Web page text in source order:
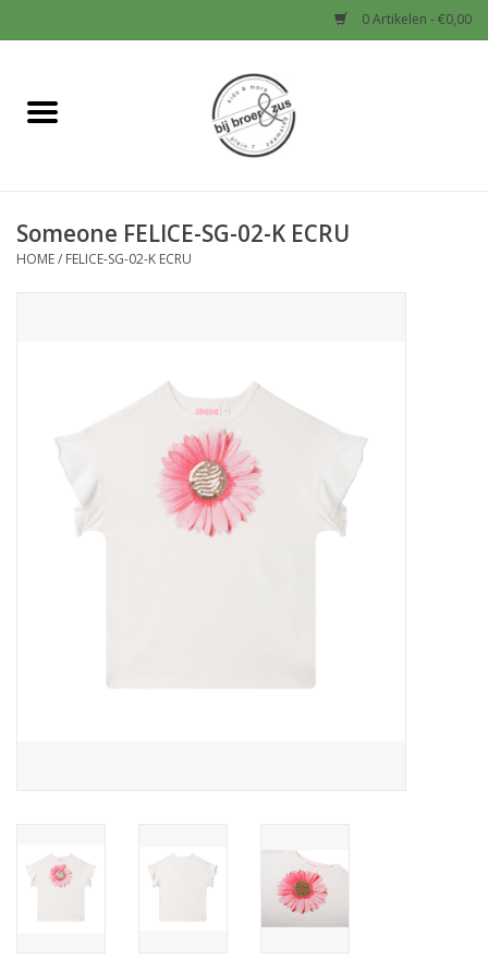
0 Artikelen - €0,00
Home
Baby
Schoenen en Tassen
Speelgoed
Someone FELICE-SG-02-K ECRU
HOME/ FELICE-SG-02-K ECRU